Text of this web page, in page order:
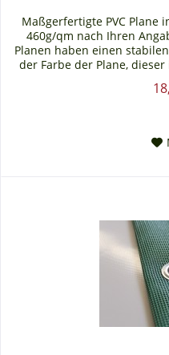
Maßgerfertigte PVC Plane
460g/qm nach Ihren
Planen haben einen
der Farbe der Plane, dieser